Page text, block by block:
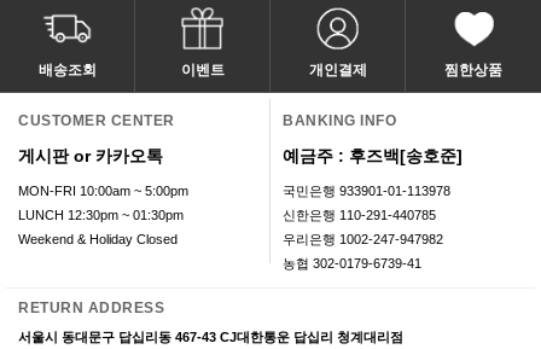
배송조회 이벤트 개인결제 찜한상품
CUSTOMER CENTER
게시판 or 카카오톡
MON-FRI 10:00am ~ 5:00pm
LUNCH 12:30pm ~ 01:30pm
Weekend & Holiday Closed
BANKING INFO
예금주 : 후즈백[송호준]
국민은행 933901-01-113978
신한은행 110-291-440785
우리은행 1002-247-947982
농협 302-0179-6739-41
RETURN ADDRESS
서울시 동대문구 답십리동 467-43 CJ대한통운 답십리 청계대리점